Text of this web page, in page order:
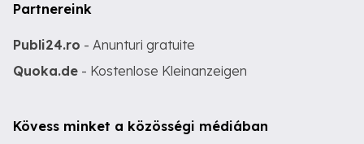
Partnereink
Publi24.ro - Anunturi gratuite
Quoka.de - Kostenlose Kleinanzeigen
Kövess minket a közösségi médiában